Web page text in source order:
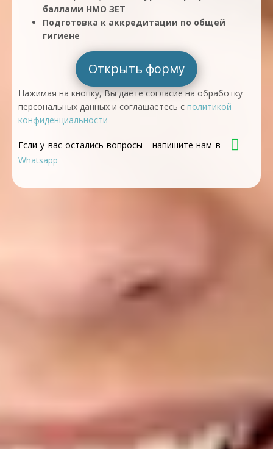
баллами НМО ЗЕТ
Подготовка к аккредитации по общей
гигиене
Открыть форму
Нажимая на кнопку, Вы даёте согласие на обработку
персональных данных и соглашаетесь с политикой
конфиденциальности
Если у вас остались вопросы - напишите нам в
Whatsapp